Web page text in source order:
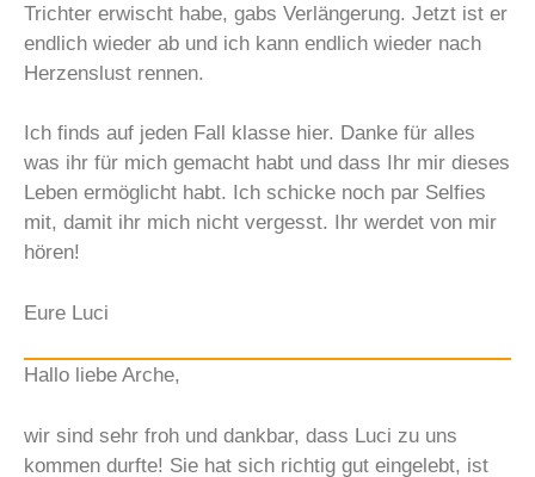
Trichter erwischt habe, gabs Verlängerung. Jetzt ist er
endlich wieder ab und ich kann endlich wieder nach
Herzenslust rennen.
Ich finds auf jeden Fall klasse hier. Danke für alles
was ihr für mich gemacht habt und dass Ihr mir dieses
Leben ermöglicht habt. Ich schicke noch par Selfies
mit, damit ihr mich nicht vergesst. Ihr werdet von mir
hören!
Eure Luci
Hallo liebe Arche,
wir sind sehr froh und dankbar, dass Luci zu uns
kommen durfte! Sie hat sich richtig gut eingelebt, ist